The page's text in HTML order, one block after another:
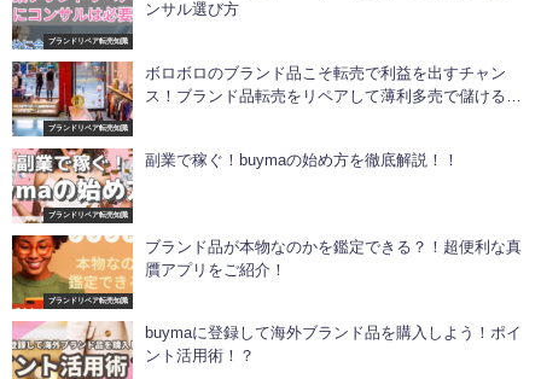
ブランドリペア転売知識
ンサル選び方
ブランドリペア転売知識
ボロボロのブランド品こそ転売で利益を出すチャン
ス！ブランド品転売をリペアして薄利多売で儲ける方
ブランドリペア転売知識
副業で稼ぐ！buymaの始め方を徹底解説！！
ブランドリペア転売知識
ブランド品が本物なのかを鑑定できる？！超便利な真
贋アプリをご紹介！
buymaに登録して海外ブランド品を購入しよう！ポイ
ント活用術！？